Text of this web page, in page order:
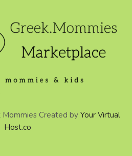
Created by Your Virtual
Host.co